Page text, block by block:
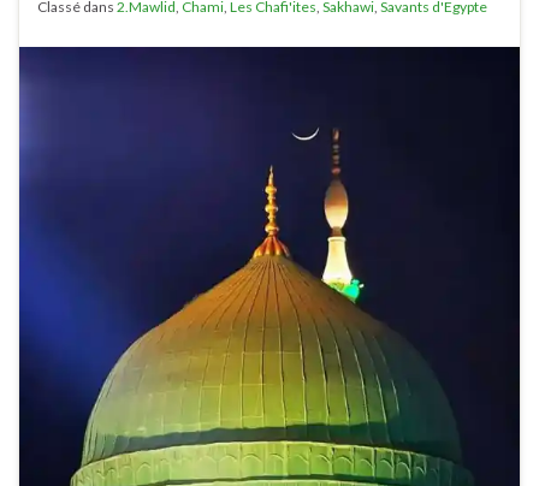
Classé dans 2.Mawlid Chami Les Chafi'ites Sakhawi Savants d'Egypte